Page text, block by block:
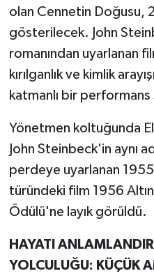
olan Cennetin Doğusu,
gösterilecek. John
romanından uyarlanan
kırılganlık ve kimlik
katmanlı bir performans
Yönetmen koltuğunda
John Steinbeck'in aynı
perdeye uyarlanan 1955
türündeki film 1956
Ödülü'ne layık görüldü.
HAYATI
YOLCULUĞU: KÜÇÜK